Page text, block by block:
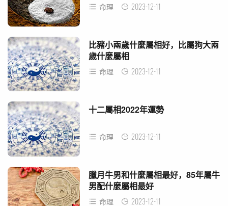
命理 2023-12-11
比豬小兩歲什麼屬相好，比屬狗大兩
歲什麼屬相
命理 2023-12-11
十二屬相2022年運勢
命理 2023-12-11
臘月牛男和什麼屬相最好，85年屬牛
男配什麼屬相最好
命理 2023-12-11